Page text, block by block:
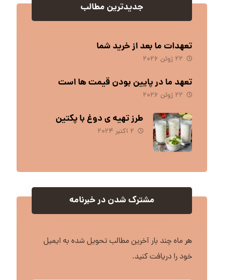
جدیدترین مطالب
تعهدات ما بعد از خرید شما
۲۲ ژوئن ۲۰۲۶
تعهد ما در پایین بودن قیمت ها است
۲۲ ژوئن ۲۰۲۶
طرز تهیه ی دوغ با پکتین
۲ اکتبر ۲۰۲۴
مشترک شدن در خبرنامه
هر ماه چند بار آخرین مطالب تحویل شده به ایمیل
خود را دریافت کنید.